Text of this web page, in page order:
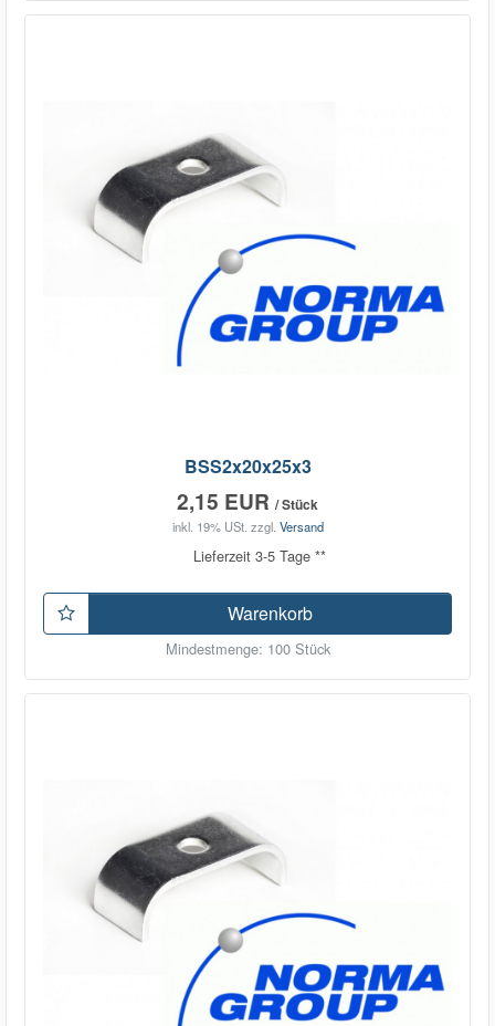
BSS2x20x25x3
2,15 EUR / Stück
inkl. 19% USt. zzgl. Versand
Lieferzeit 3-5 Tage **
Warenkorb
Mindestmenge: 100 Stück